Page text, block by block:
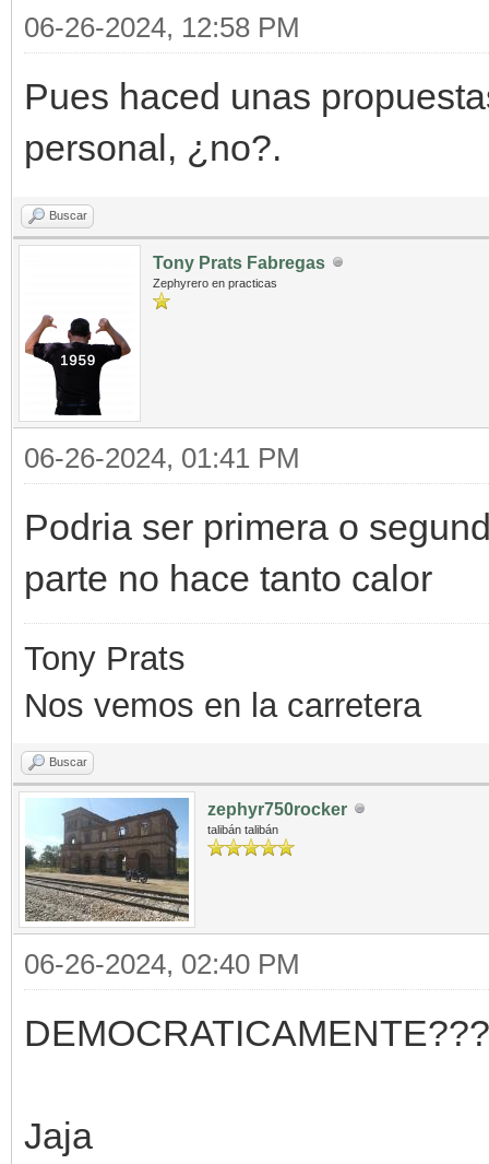
06-26-2024, 12:58 PM
Pues haced unas
personal, ¿no?.
Buscar
Tony Prats Fabregas
Zephyrero en practicas
06-26-2024, 01:41 PM
Podria ser primera o
parte no hace tanto calor
Tony Prats
Nos vemos en la carretera
Buscar
zephyr750rocker
talibán talibán
06-26-2024, 02:40 PM
DEMOCRATICAMENTE???
Jaja